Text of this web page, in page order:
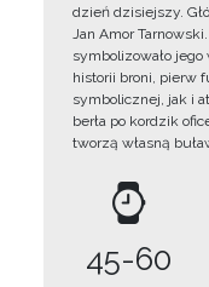
dzień dzisiejszy.
Jan Amor
symbolizowało
historii broni, pierw
symbolicznej, jak i
berła po kordzik
tworzą własną
45-60